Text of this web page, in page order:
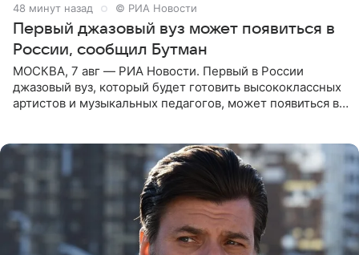
48 минут назад © РИА Новости
Первый джазовый вуз может появиться в
России, сообщил Бутман
МОСКВА, 7 авг — РИА Новости. Первый в России
джазовый вуз, который будет готовить высококлассных
артистов и музыкальных педагогов, может появиться в